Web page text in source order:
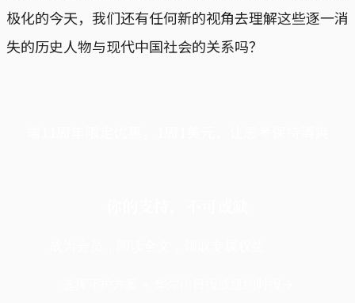
极化的今天，我们还有任何新的视角去理解这些逐一消
失的历史人物与现代中国社会的关系吗？